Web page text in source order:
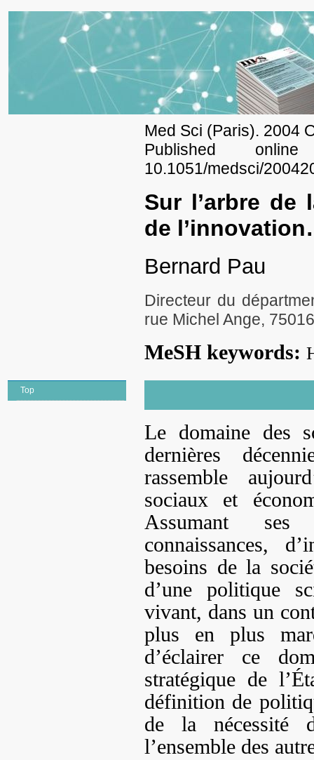
Med Sci (Paris). 2004
Published
10.1051/medsci/
Sur l’arbre de
de
Bernard Pau
Directeur du
rue Michel Ange,
MeSH keywords:
Top
Le domaine des
dernières
rassemble
sociaux et
Assumant ses
connaissances,
besoins de la
d’une politique
vivant, dans un
plus en plus
d’éclairer ce
stratégique de
définition de
de la nécessité
l’ensemble des